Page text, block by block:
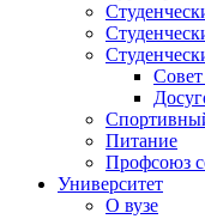
Питание
Профсоюз
Университет
О вузе